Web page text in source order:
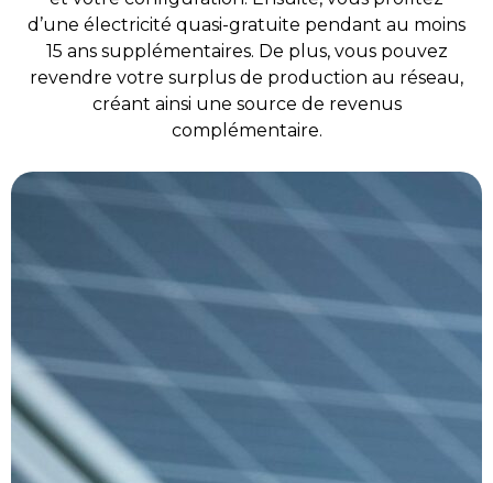
d’une électricité quasi-gratuite pendant au moins
15 ans supplémentaires. De plus, vous pouvez
revendre votre surplus de production au réseau,
créant ainsi une source de revenus
complémentaire.